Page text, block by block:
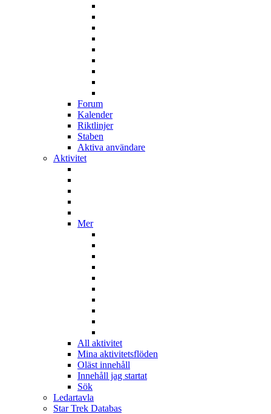
Forum
Kalender
Riktlinjer
Staben
Aktiva användare
Aktivitet
Mer
All aktivitet
Mina aktivitetsflöden
Oläst innehåll
Innehåll jag startat
Sök
Ledartavla
Star Trek Databas